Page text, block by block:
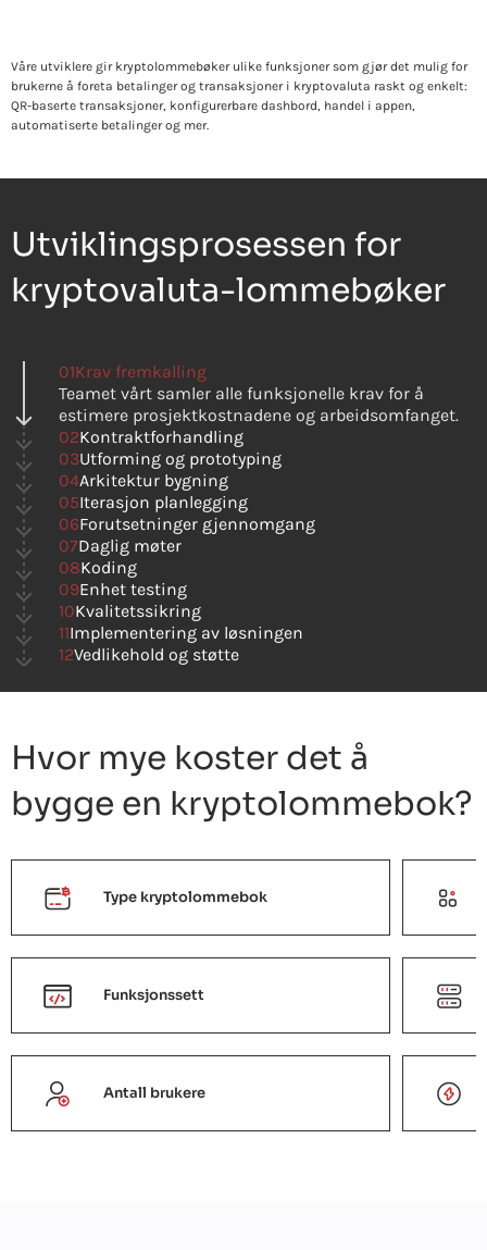
Våre utviklere gir kryptolommebøker ulike funksjoner som gjør det mulig for
brukerne å foreta betalinger og transaksjoner i kryptovaluta raskt og enkelt:
QR-baserte transaksjoner, konfigurerbare dashbord, handel i appen,
automatiserte betalinger og mer.
Utviklingsprosessen for
kryptovaluta-lommebøker
01
fremkalling
Krav
02
Kontrakt
03
og
01Krav fremkalling
Teamet vårt samler alle funksjonelle krav for å
estimere prosjektkostnadene og arbeidsomfanget.
02Kontraktforhandling
03Utforming og prototyping
04Arkitektur bygning
05Iterasjon planlegging
06Forutsetninger gjennomgang
07Daglig møter
08Koding
09Enhet testing
10Kvalitetssikring
11Implementering av løsningen
12Vedlikehold og støtte
Hvor mye koster det å
bygge en kryptolommebok?
Type kryptolommebok
Funksjonssett
Antall brukere